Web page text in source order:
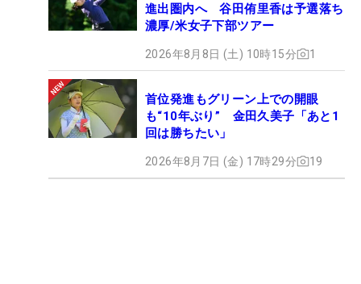
進出圏内へ 谷田侑里香は予選落ち
濃厚/米女子下部ツアー
2026年8月8日 (土) 10時15分 1
首位発進もグリーン上での開眼
も“10年ぶり” 金田久美子「あと1
回は勝ちたい」
2026年8月7日 (金) 17時29分 19